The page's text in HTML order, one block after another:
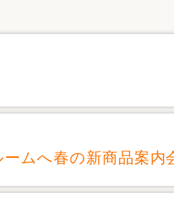
ォームをワン
ムへ春の新商品案内